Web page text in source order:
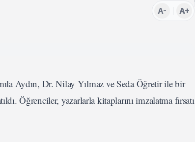
A- A+
Aydın, Dr. Nilay Yılmaz ve Seda Öğretir ile bir
Öğrenciler, yazarlarla kitaplarını imzalatma fırsatı